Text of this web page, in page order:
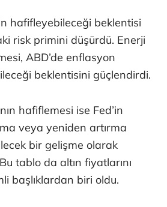
hafifleyebileceği beklentisi
risk primini düşürdü. Enerji
ABD’de enflasyon
beklentisini güçlendirdi.
hafiflemesi ise Fed’in
veya yeniden artırma
bir gelişme olarak
tablo da altın fiyatlarını
başlıklardan biri oldu.